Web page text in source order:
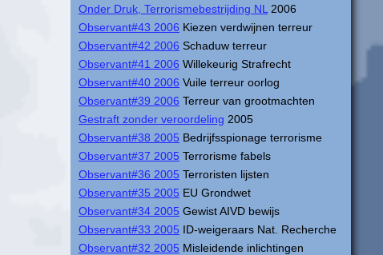
Onder Druk, Terrorismebestrijding NL 2006
Observant#43 2006 Kiezen verdwijnen terreur
Observant#42 2006 Schaduw terreur
Observant#41 2006 Willekeurig Strafrecht
Observant#40 2006 Vuile terreur oorlog
Observant#39 2006 Terreur van grootmachten
Gestraft zonder veroordeling 2005
Observant#38 2005 Bedrijfsspionage terrorisme
Observant#37 2005 Terrorisme fabels
Observant#36 2005 Terroristen lijsten
Observant#35 2005 EU Grondwet
Observant#34 2005 Gewist AIVD bewijs
Observant#33 2005 ID-weigeraars Nat. Recherche
Observant#32 2005 Misleidende inlichtingen